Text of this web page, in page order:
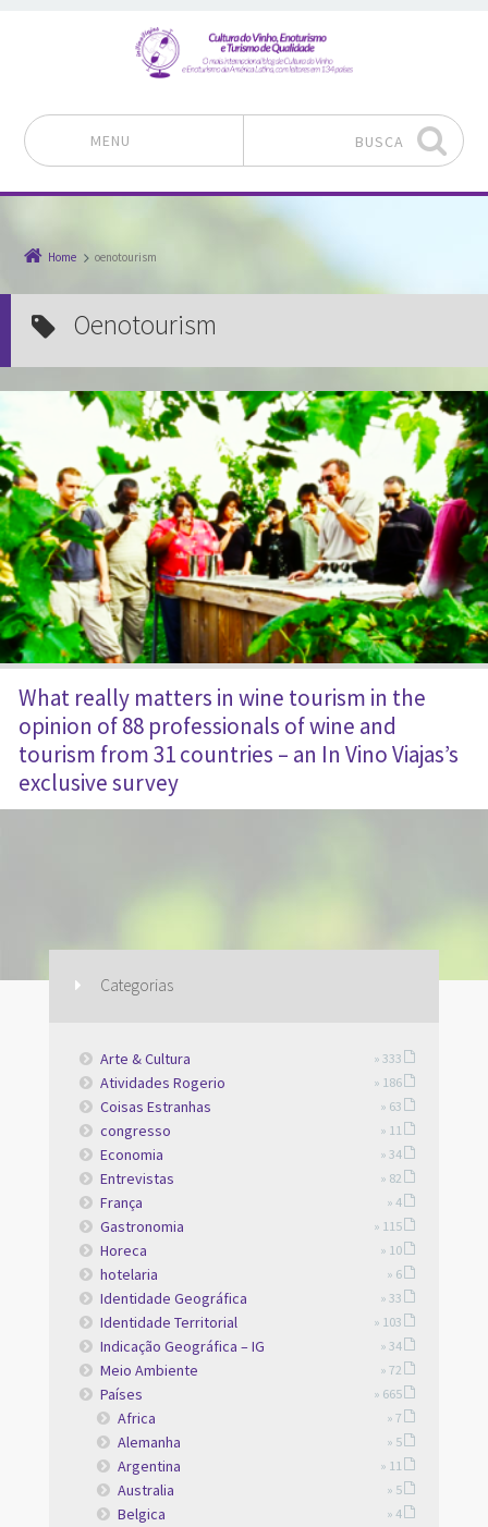
MENU BUSCA
Home oenotourism
oenotourism
What really matters in wine tourism in the
opinion of 88 professionals of wine and
tourism from 31 countries – an In Vino Viajas’s
exclusive survey
Categorias
Arte & Cultura » 333
Atividades Rogerio » 186
Coisas Estranhas » 63
congresso » 11
Economia » 34
Entrevistas » 82
França » 4
Gastronomia » 115
Horeca » 10
hotelaria » 6
Identidade Geográfica » 33
Identidade Territorial » 103
Indicação Geográfica – IG » 34
Meio Ambiente » 72
Países » 665
Africa » 7
Alemanha » 5
Argentina » 11
Australia » 5
Belgica » 4